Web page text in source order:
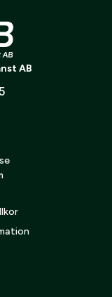
och ta
rakt utåt.
och insmörjd i
AB